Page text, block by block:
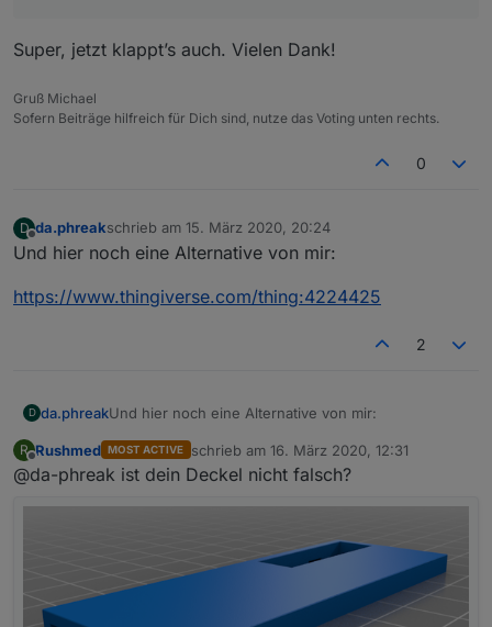
Super, jetzt klappt’s auch. Vielen Dank!
Gruß Michael
Sofern Beiträge hilfreich für Dich sind, nutze das Voting unten rechts.
0
D
Offline
da.phreakschrieb am 15. März 2020, 20:24
zuletzt editiert von
Und hier noch eine Alternative von mir:
https://www.thingiverse.com/thing:4224425
2
D da.phreakUnd hier noch eine Alternative von mir:
https://www.thingiverse.com/thing:4224425
R
Offline
Rushmed MOST ACTIVE schrieb am 16. März 2020, 12:31
zuletzt editiert von
@da-phreak ist dein Deckel nicht falsch?